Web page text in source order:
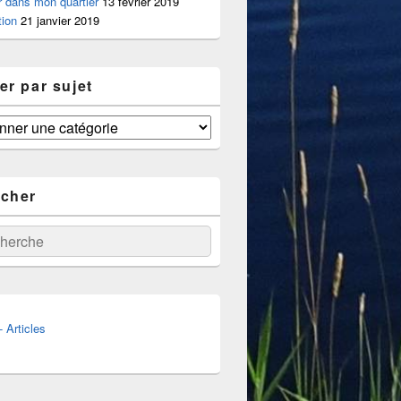
21 janvier 2019
par sujet
Articles